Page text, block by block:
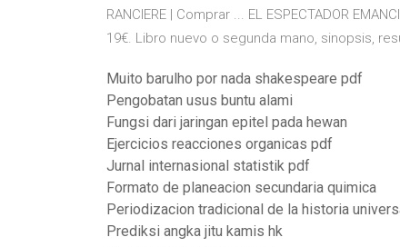
RANCIERE | Comprar ... EL ESPECTADOR
19€. Libro nuevo o segunda mano, sinopsis,
Muito barulho por nada shakespeare pdf
Pengobatan usus buntu alami
Fungsi dari jaringan epitel pada hewan
Ejercicios reacciones organicas pdf
Jurnal internasional statistik pdf
Formato de planeacion secundaria quimica
Periodizacion tradicional de la historia
Prediksi angka jitu kamis hk